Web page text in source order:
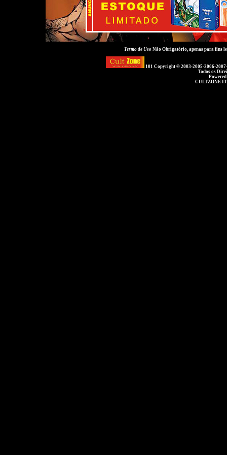
Termo de UsoNão Obrigatório, apenas para
101 Copyright © 2003-2005-2006-
Todos os
CULTZONE